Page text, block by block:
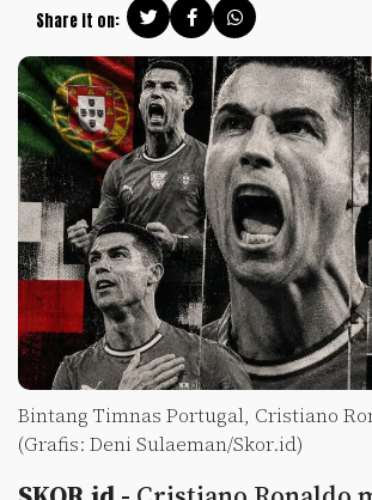
Share it on:
Bintang Timnas Portugal, Cristiano
(Grafis: Deni Sulaeman/Skor.id)
SPECIAL
Video